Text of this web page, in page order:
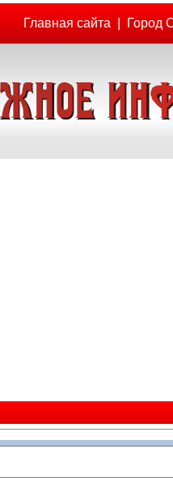
Главная сайта Город